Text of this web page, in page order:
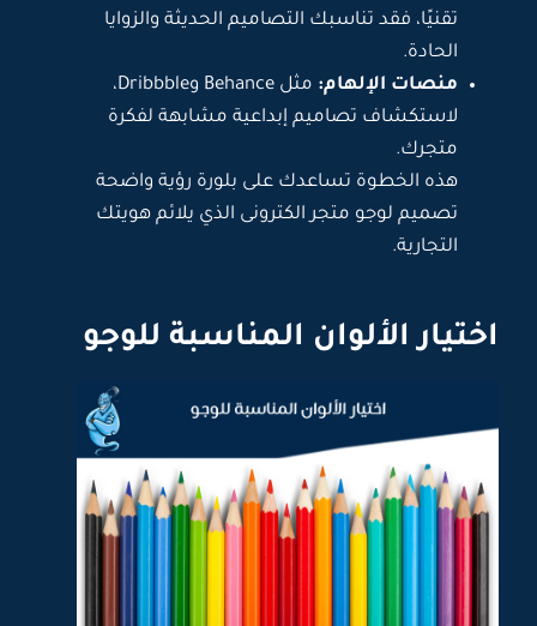
تقنيًا، فقد تناسبك التصاميم الحديثة والزوايا
الحادة.
منصات الإلهام:
مثل Behance وDribbble،
لاستكشاف تصاميم إبداعية مشابهة لفكرة
متجرك.
هذه الخطوة تساعدك على بلورة رؤية واضحة
تصميم لوجو متجر الكترونى الذي يلائم هويتك
التجارية.
اختيار الألوان المناسبة للوجو